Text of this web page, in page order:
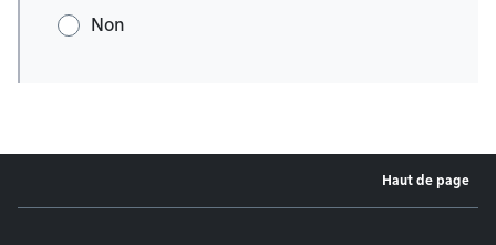
Non
Haut de page